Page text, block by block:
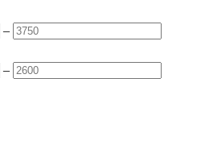
–
–